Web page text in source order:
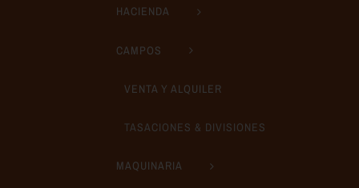
HACIENDA
CAMPOS
VENTA Y ALQUILER
TASACIONES & DIVISIONES
MAQUINARIA